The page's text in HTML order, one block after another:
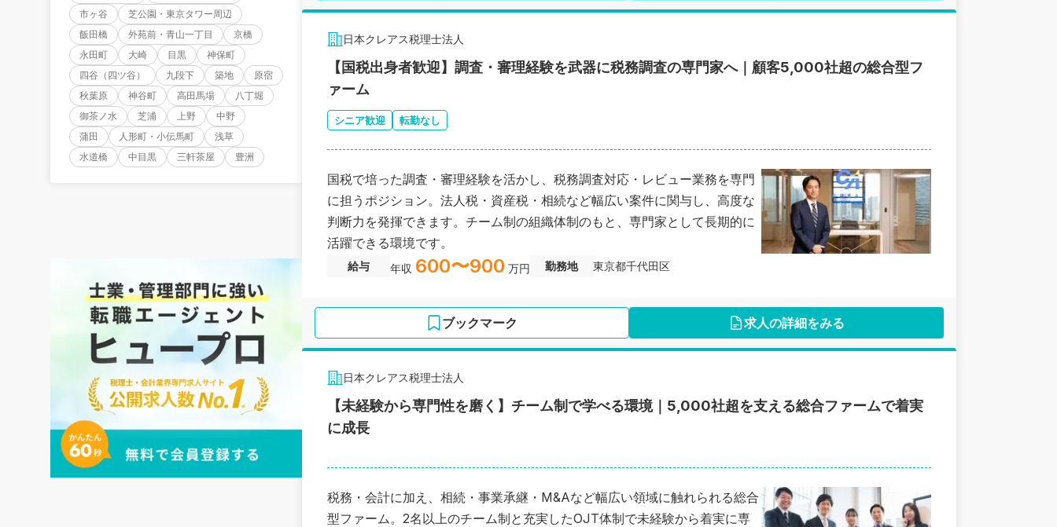
市ヶ谷
芝公園・東京タワー周辺
飯田橋
外苑前・青山一丁目
京橋
永田町
大崎 目黒
神保町
四谷（四ツ谷）
九段下 築地
原宿
秋葉原
神谷町 高田馬場
八丁堀
御茶ノ水
芝浦 上野
中野
蒲田
人形町・小伝馬町
浅草
水道橋
中目黒 三軒茶屋 豊洲
日本クレアス税理士法人
【国税出身者歓迎】調査・審理経験を武器に税務調査の専門家へ｜顧客5,000社超の総合型フ
ァーム
シニア歓迎 転勤なし
国税で培った調査・審理経験を活かし、税務調査対応・レビュー業務を専門
に担うポジション。法人税・資産税・相続など幅広い案件に関与し、高度な
判断力を発揮できます。チーム制の組織体制のもと、専門家として長期的に
活躍できる環境です。
給与 年収 600〜900 万円 勤務地 東京都千代田区
ブックマーク 求人の詳細をみる
日本クレアス税理士法人
【未経験から専門性を磨く】チーム制で学べる環境｜5,000社超を支える総合ファームで着実
に成長
税務・会計に加え、相続・事業承継・M&Aなど幅広い領域に触れられる総合
型ファーム。2名以上のチーム制と充実したOJT体制で未経験から着実に専